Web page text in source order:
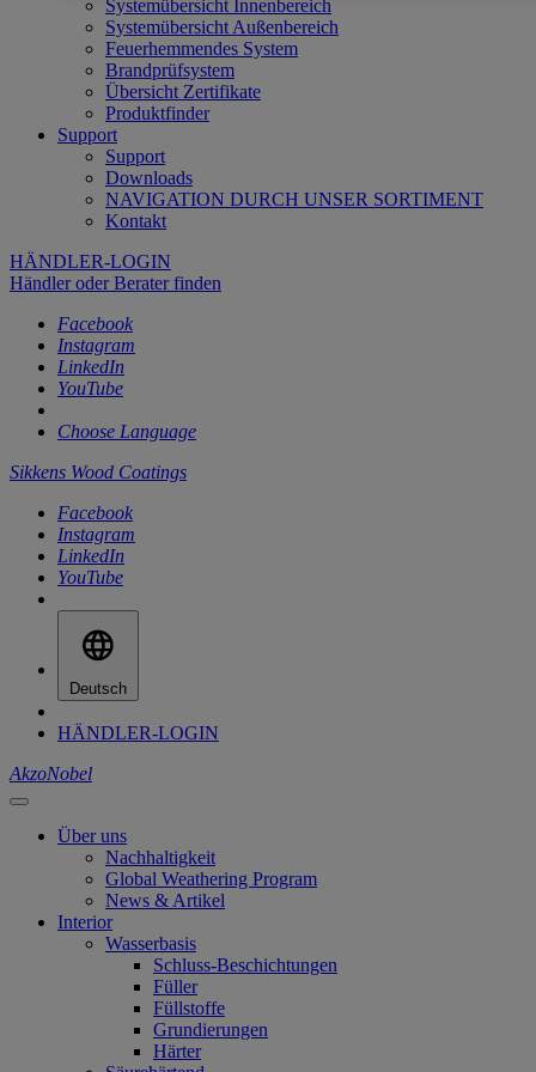
Systemübersicht Innenbereich
Systemübersicht Außenbereich
Feuerhemmendes System
Brandprüfsystem
Übersicht Zertifikate
Produktfinder
Support
Support
Downloads
NAVIGATION DURCH UNSER SORTIMENT
Kontakt
HÄNDLER-LOGIN
Händler oder Berater finden
Facebook
Instagram
LinkedIn
YouTube
Choose Language
Sikkens Wood Coatings
Facebook
Instagram
LinkedIn
YouTube
Deutsch
HÄNDLER-LOGIN
AkzoNobel
Über uns
Nachhaltigkeit
Global Weathering Program
News & Artikel
Interior
Wasserbasis
Schluss-Beschichtungen
Füller
Füllstoffe
Grundierungen
Härter